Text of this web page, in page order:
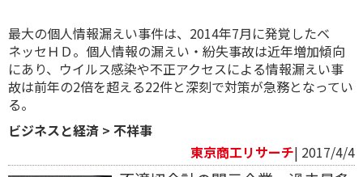
最大の個人情報漏えい事件は、2014年7月に発覚したベ
ネッセＨＤ。個人情報の漏えい・紛失事故は近年増加傾向
にあり、ウイルス感染や不正アクセスによる情報漏えい事
故は前年の2倍を超える22件と深刻で対策が急務となってい
る。
ビジネスと経済 > 不祥事
東京商工リサーチ| 2017/4/4